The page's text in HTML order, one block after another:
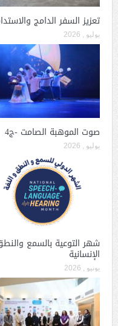
تعزيز السفر الدامج
يوليو , 2026
صوت الموهبة الصامت -ج4
يوليو , 2026
شهر التوعية بالسمع
الإنسانية
يونيو , 2026